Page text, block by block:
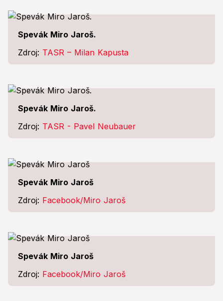
Spevák Miro Jaroš.
Zdroj: TASR – Milan Kapusta
Spevák Miro Jaroš.
Zdroj: TASR - Pavel Neubauer
Spevák Miro Jaroš
Zdroj: Facebook/Miro Jaroš
Spevák Miro Jaroš
Zdroj: Facebook/Miro Jaroš